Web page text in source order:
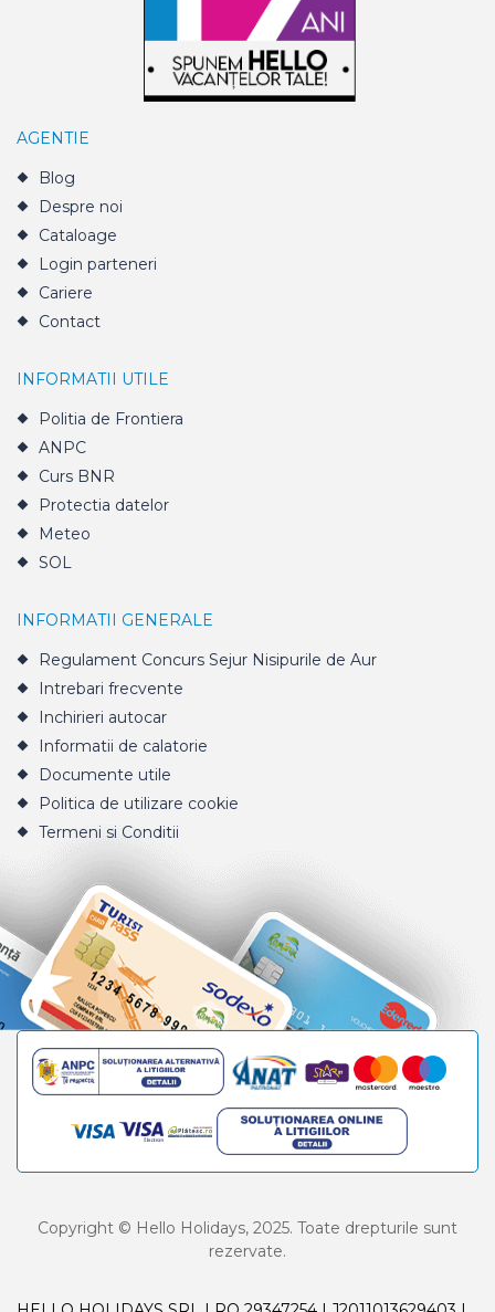
AGENTIE
Blog
Despre noi
Cataloage
Login parteneri
Cariere
Contact
INFORMATII UTILE
Politia de Frontiera
ANPC
Curs BNR
Protectia datelor
Meteo
SOL
INFORMATII GENERALE
Regulament Concurs Sejur Nisipurile de Aur
Intrebari frecvente
Inchirieri autocar
Informatii de calatorie
Documente utile
Politica de utilizare cookie
Termeni si Conditii
Copyright © Hello Holidays, 2025. Toate drepturile sunt
rezervate.